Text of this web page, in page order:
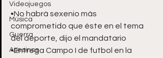
Videojuegos
Música
Guerra
Asesinos
▪️No habrá sexenio más
comprometido que éste en el tema
del deporte, dijo el mandatario
▪️Entrega Campo I de futbol en la